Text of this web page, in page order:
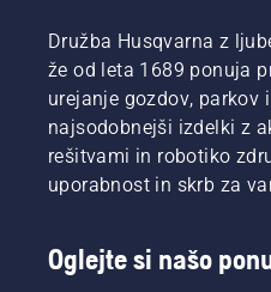
Družba Husqvarna z
že od leta 1689 ponuja
urejanje gozdov, parkov
najsodobnejši izdelki z
rešitvami in robotiko
uporabnost in skrb za
Oglejte si našo